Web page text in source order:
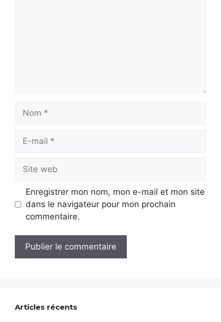
mail
web
Enregistrer mon nom, mon e-mail et mon site
dans le navigateur pour mon prochain
commentaire.
Articles récents